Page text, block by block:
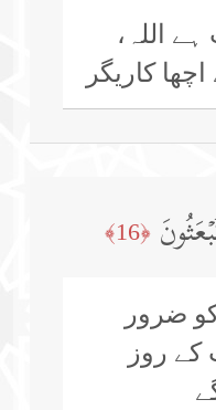
اللہ،
کاریگر
﴿16﴾
ضرور
کے روز